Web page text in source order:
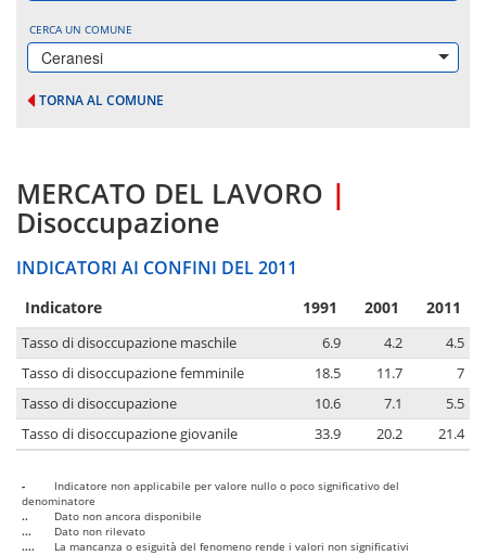
CERCA UN COMUNE
Ceranesi
TORNA AL COMUNE
MERCATO DEL LAVORO |
Disoccupazione
INDICATORI AI CONFINI DEL 2011
Indicatore 1991 2001 2011
Tasso di disoccupazione maschile 6.9 4.2
4.5
Tasso di disoccupazione femminile
18.5 11.7
7
Tasso di disoccupazione
10.6 7.1
5.5
Tasso di disoccupazione giovanile
33.9 20.2 21.4
-
Indicatore non applicabile per valore nullo o poco significativo del
denominatore
..
Dato non ancora disponibile
...
Dato non rilevato
....
La mancanza o esiguità del fenomeno rende i valori non significativi